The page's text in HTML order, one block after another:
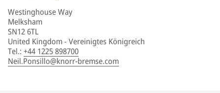
Westinghouse Way
Melksham
SN12 6TL
United Kingdom - Vereinigtes Königreich
Tel.: +44 1225 898700
Neil.Ponsillo@knorr-bremse.com